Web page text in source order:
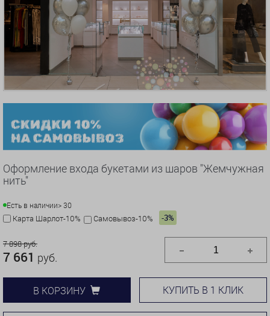
Оформление входа букетами из шаров "Жемчужная
нить"
Есть в наличии> 30
Карта Шарлот-10% Самовывоз-10% -3%
7 898 руб.
7 661 руб.
В КОРЗИНУ КУПИТЬ В 1 КЛИК